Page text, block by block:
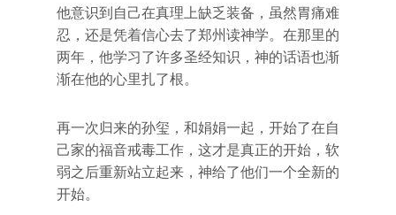
他意识到自己在真理上缺乏装备，虽然胃痛难
忍，还是凭着信心去了郑州读神学。在那里的
两年，他学习了许多圣经知识，神的话语也渐
渐在他的心里扎了根。
再一次归来的孙玺，和娟娟一起，开始了在自
己家的福音戒毒工作，这才是真正的开始，软
弱之后重新站立起来，神给了他们一个全新的
开始。